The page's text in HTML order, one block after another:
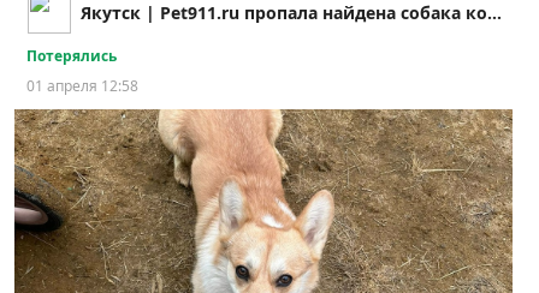
Якутск | Pet911.ru пропала найдена собака кошка
Потерялись
01 апреля 12:58